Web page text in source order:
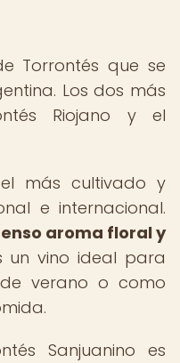
Torrontés que se
Los dos más
Riojano y el
el más cultivado y
e internacional.
aroma floral y
un vino ideal para
verano o como
Sanjuanino es